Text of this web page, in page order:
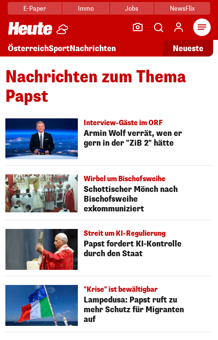
E-Paper Immo Jobs NewsFlix
ÖsterreichSportNachrichten Neueste
Nachrichten zum Thema
Papst
Interview-Gäste im ORF
Armin Wolf verrät, wen er
gern in der "ZiB 2" hätte
Wirbel um Bischofsweihe
Schottischer Mönch nach
Bischofsweihe
exkommuniziert
Streit um KI-Regulierung
Papst fordert KI-Kontrolle
durch den Staat
"Krise" ist bewältigbar
Lampedusa: Papst ruft zu
mehr Schutz für Migranten
auf